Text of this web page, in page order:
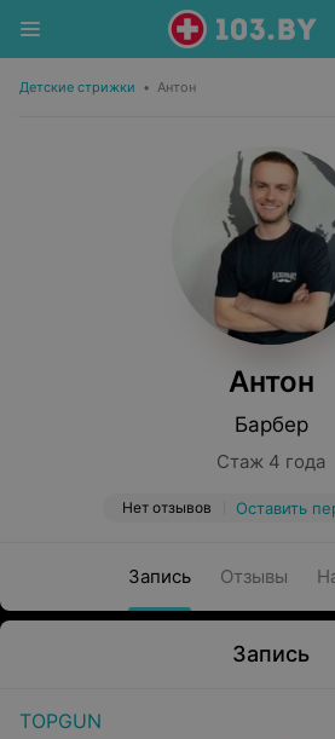
Детские стрижки • Антон
Антон
Барбер
Стаж 4 года
Нет отзывов Оставить
Запись Отзывы
Запись
TOPGUN